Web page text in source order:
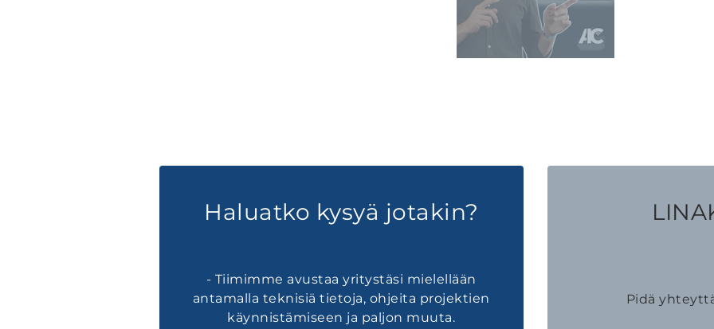
Haluatko kysyä jotakin?
- Tiimimme avustaa yritystäsi mielellään
antamalla teknisiä tietoja, ohjeita projektien
käynnistämiseen ja paljon muuta.
Pidä